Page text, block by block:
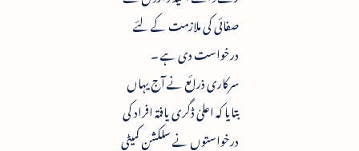
صفائی کی ملازمت کے لئے
درخواست دی ہے ۔
سرکاری ذرائع نے آج یہاں
بتایا کہ اعلیٰ ڈگری یافتہ افراد کی
درخواستوں نے سلکشن کمیٹی